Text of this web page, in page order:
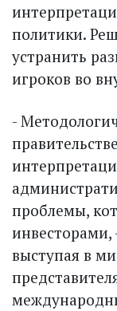
политики.
устранить
игроков во
-
проблемы,
инвесторами,
выступая в